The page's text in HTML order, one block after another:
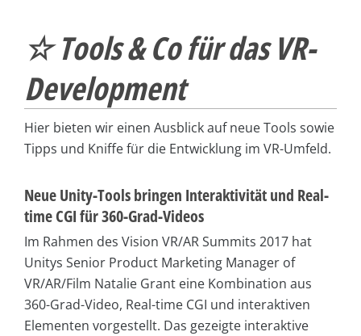
☆ Tools & Co für das VR-
Development
Hier bieten wir einen Ausblick auf neue Tools sowie
Tipps und Kniffe für die Entwicklung im VR-Umfeld.
Neue Unity-Tools bringen Interaktivität und Real-
time CGI für 360-Grad-Videos
Im Rahmen des Vision VR/AR Summits 2017 hat
Unitys Senior Product Marketing Manager of
VR/AR/Film Natalie Grant eine Kombination aus
360-Grad-Video, Real-time CGI und interaktiven
Elementen vorgestellt. Das gezeigte interaktive